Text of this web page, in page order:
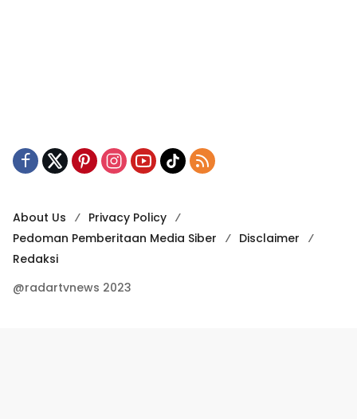
About Us
Privacy Policy
Pedoman Pemberitaan Media Siber
Disclaimer
Redaksi
@radartvnews 2023